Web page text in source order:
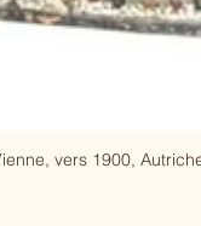
vers 1900,